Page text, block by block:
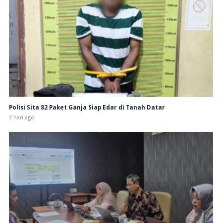
Polisi Sita 82 Paket Ganja Siap Edar di Tanah Datar
3 hari ago